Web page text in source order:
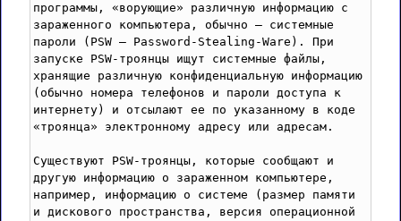
программы, «ворующие» различную информацию с
зараженного компьютера, обычно — системные
пароли (PSW — Password-Stealing-Ware). При
запуске PSW-троянцы ищут сиcтемные файлы,
хранящие различную конфиденциальную информацию
(обычно номера телефонов и пароли доступа к
интернету) и отсылают ее по указанному в коде
«троянца» электронному адресу или адресам.
Существуют PSW-троянцы, которые сообщают и
другую информацию о зараженном компьютере,
например, информацию о системе (размер памяти
и дискового пространства, версия операционной